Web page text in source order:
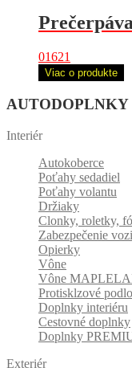
01621
Viac o produkte
AUTODOPLNKY
Interiér
Autokoberce
Poťahy sedadiel
Poťahy volantu
Držiaky
Clonky, roletky,
Zabezpečenie
Opierky
Vône
Vône
Protisklzové
Doplnky interiéru
Cestovné doplnky
Doplnky
Exteriér